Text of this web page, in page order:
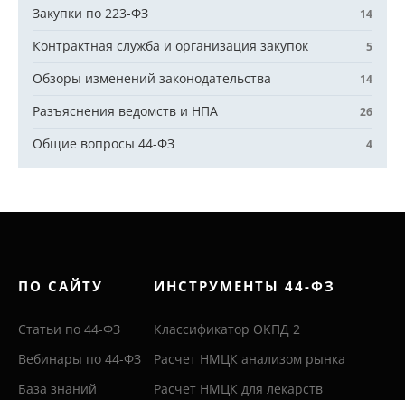
Закупки по 223-ФЗ 14
Контрактная служба и организация закупок 5
Обзоры изменений законодательства 14
Разъяснения ведомств и НПА 26
Общие вопросы 44-ФЗ 4
ПО САЙТУ
Статьи по 44-ФЗ
Вебинары по 44-ФЗ
База знаний
ИНСТРУМЕНТЫ 44-ФЗ
Классификатор ОКПД 2
Расчет НМЦК анализом рынка
Расчет НМЦК для лекарств